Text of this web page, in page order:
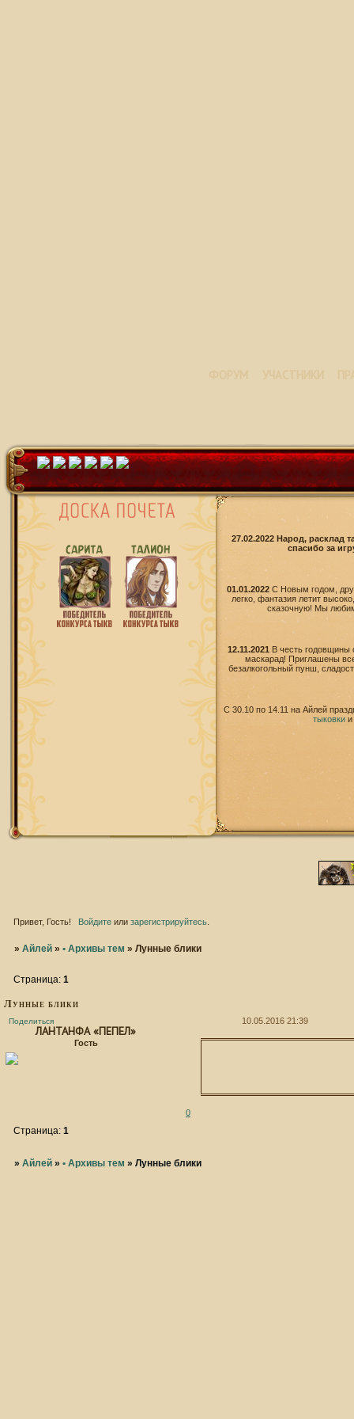
27.02.2022 Народ, расклад
спасибо за
01.01.2022 С Новым годом,
легко, фантазия летит
сказочную! Мы
12.11.2021
В честь годовщины
маскарад! Приглашены
безалкогольный пунш,
С 30.10 по 14.11 на Айлей
тыковкии
Привет, Гость! Войдитеили зарегистрируйтесь.
»Айлей »• Архивы тем »Лунные блики
Лунные блики
Страница:1
Поделиться 10.05.2016 21:39
ЛАНТАНФА «ПЕПЕЛ»
Гость
0
Страница:1
»Айлей »• Архивы тем »Лунные блики